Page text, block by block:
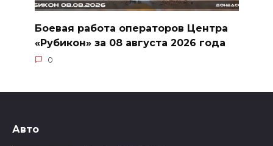
Боевая работа операторов Центра
«Рубикон» за 08 августа 2026 года
0
Авто